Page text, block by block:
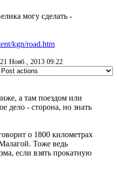
могу сделать -
kgn/road.htm
Нояб., 2013 09:22
а там поездом или
дело - сторона, но знать
о 1800 километрах
Тоже ведь
если взять прокатную